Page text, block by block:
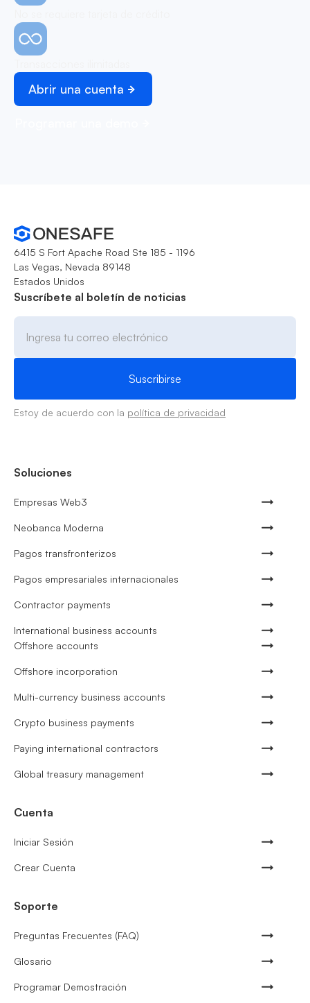
Abrir una cuenta
6415 S Fort Apache Road Ste 185 - 1196
Las Vegas, Nevada 89148
Estados Unidos
Suscríbete al boletín de noticias
Estoy de acuerdo con la política de privacidad
Soluciones
Empresas Web3
Neobanca Moderna
Pagos transfronterizos
Pagos empresariales internacionales
Contractor payments
International business accounts
Offshore accounts
Offshore incorporation
Multi-currency business accounts
Crypto business payments
Paying international contractors
Global treasury management
Cuenta
Iniciar Sesión
Crear Cuenta
Soporte
Preguntas Frecuentes (FAQ)
Glosario
Programar Demostración